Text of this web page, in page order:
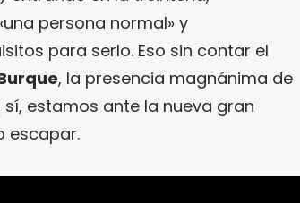
persona normal» y
para serlo. Eso sin contar el
, la presencia magnánima de
estamos ante la nueva gran
escapar.